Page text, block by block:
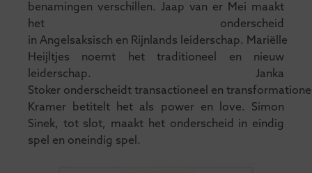
benamingen verschillen. Jaap van er Mei maakt
het onderscheid
in Angelsaksisch en Rijnlands leiderschap. Mariëlle
Heijltjes noemt het traditioneel en nieuw
leiderschap. Janka
Stoker onderscheidt transactioneel en
Kramer betitelt het als power en love. Simon
Sinek, tot slot, maakt het onderscheid in eindig
spel en oneindig spel.